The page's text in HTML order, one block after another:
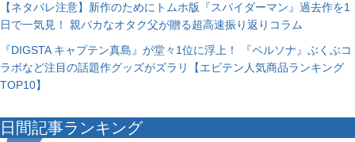
【ネタバレ注意】新作のためにトムホ版『スパイダーマン』過去作を1
日で一気見！ 親バカなオタク父が贈る超高速振り返りコラム
『DIGSTA キャプテン真島』が堂々1位に浮上！ 『ペルソナ』ぶくぶコ
ラボなど注目の話題作グッズがズラリ【エビテン人気商品ランキング
TOP10】
日間記事ランキング